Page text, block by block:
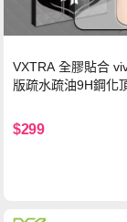
VXTRA 全膠貼合
版疏水疏油9H鋼化
$299